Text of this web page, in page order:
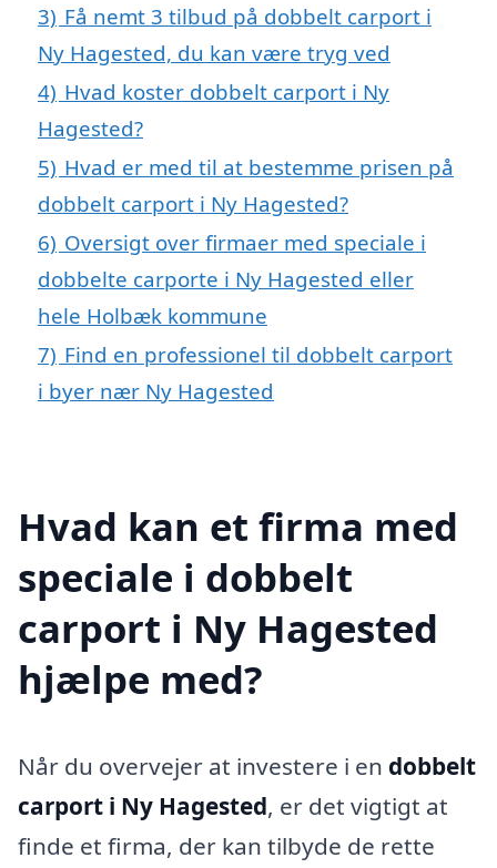
3) Få nemt 3 tilbud på dobbelt carport i
Ny Hagested, du kan være tryg ved
4) Hvad koster dobbelt carport i Ny
Hagested?
5) Hvad er med til at bestemme prisen på
dobbelt carport i Ny Hagested?
6) Oversigt over firmaer med speciale i
dobbelte carporte i Ny Hagested eller
hele Holbæk kommune
7) Find en professionel til dobbelt carport
i byer nær Ny Hagested
Hvad kan et firma med
speciale i dobbelt
carport i Ny Hagested
hjælpe med?
Når du overvejer at investere i en dobbelt
carport i Ny Hagested, er det vigtigt at
finde et firma, der kan tilbyde de rette